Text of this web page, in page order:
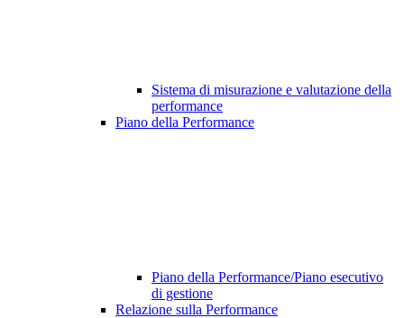
Sistema di misurazione e valutazione della
performance
Piano della Performance
Piano della Performance/Piano esecutivo
di gestione
Relazione sulla Performance